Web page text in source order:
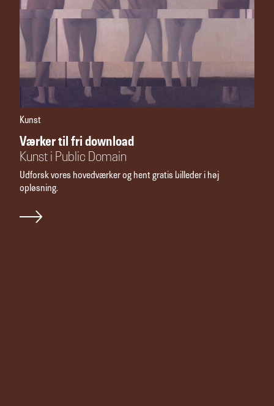
Kunst
Værker til fri download
Kunst i Public Domain
Udforsk vores hovedværker og hent gratis billeder i høj
opløsning.